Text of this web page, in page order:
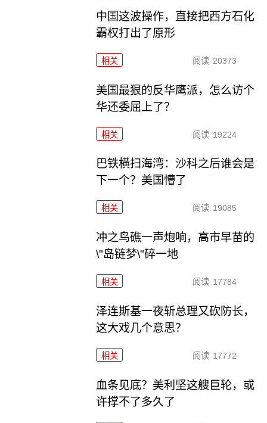
中国这波操作，直接把西方石化
霸权打出了原形
相关 阅读 20373
美国最狠的反华鹰派，怎么访个
华还委屈上了？
相关 阅读 19224
巴铁横扫海湾：沙科之后谁会是
下一个？美国懵了
相关 阅读 19085
冲之鸟礁一声炮响，高市早苗的
\"岛链梦\"碎一地
相关 阅读 17784
泽连斯基一夜斩总理又砍防长，
这大戏几个意思？
相关 阅读 17772
血条见底？美利坚这艘巨轮，或
许撑不了多久了